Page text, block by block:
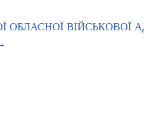
ОБЛАСНОЇ ВІЙСЬКОВОЇ